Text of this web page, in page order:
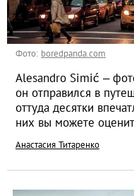
Фото: boredpanda.com
Alesandro Simić –
он отправился в
оттуда десятки
них вы можете
Анастасия Титаренко